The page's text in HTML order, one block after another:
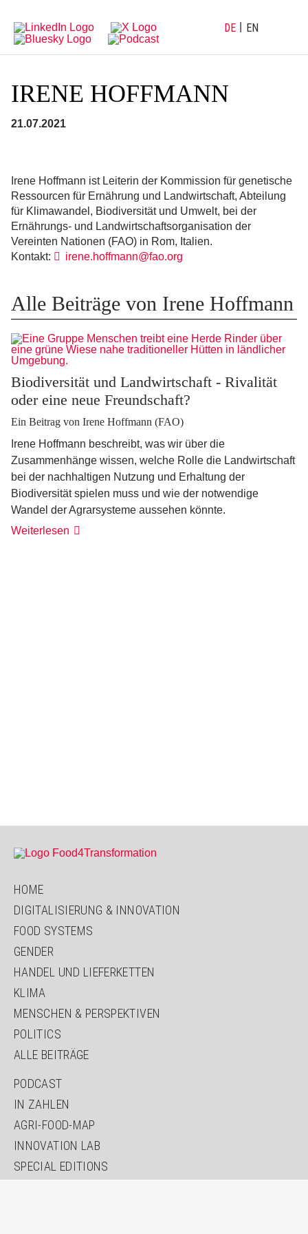
Hauptnavigation
Inhalt
DE EN
IRENE HOFFMANN
21.07.2021
Irene Hoffmann ist Leiterin der Kommission für genetische
Ressourcen für Ernährung und Landwirtschaft, Abteilung
für Klimawandel, Biodiversität und Umwelt, bei der
Ernährungs- und Landwirtschaftsorganisation der
Vereinten Nationen (FAO) in Rom, Italien.
Kontakt:
irene.hoffmann@fao.org
Alle Beiträge von Irene Hoffmann
Biodiversität und Landwirtschaft - Rivalität
oder eine neue Freundschaft?
Ein Beitrag von Irene Hoffmann (FAO)
Irene Hoffmann beschreibt, was wir über die
Zusammenhänge wissen, welche Rolle die Landwirtschaft
bei der nachhaltigen Nutzung und Erhaltung der
Biodiversität spielen muss und wie der notwendige
Wandel der Agrarsysteme aussehen könnte.
Weiterlesen
HOME
DIGITALISIERUNG & INNOVATION
FOOD SYSTEMS
GENDER
HANDEL UND LIEFERKETTEN
KLIMA
MENSCHEN & PERSPEKTIVEN
POLITICS
ALLE BEITRÄGE
PODCAST
IN ZAHLEN
AGRI-FOOD-MAP
INNOVATION LAB
SPECIAL EDITIONS